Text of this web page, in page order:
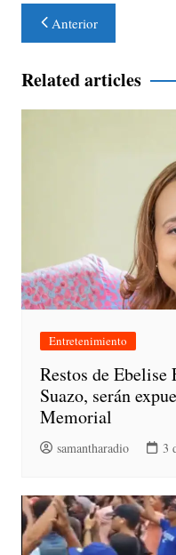
Navegación
de
entradas
Anterior
Related articles
Entretenimiento
Restos de Ebelise
Suazo, serán
Memorial
samantharadio 3